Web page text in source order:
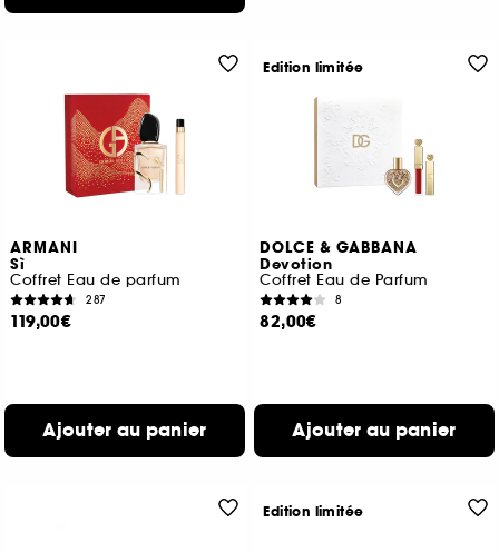
ARMANI
Sì
Coffret Eau de parfum
287
119,00€
Ajouter au panier
DOLCE & GABBANA
Devotion
Coffret Eau de Parfum
8
82,00€
Ajouter au panier
Edition limitée
Edition limitée